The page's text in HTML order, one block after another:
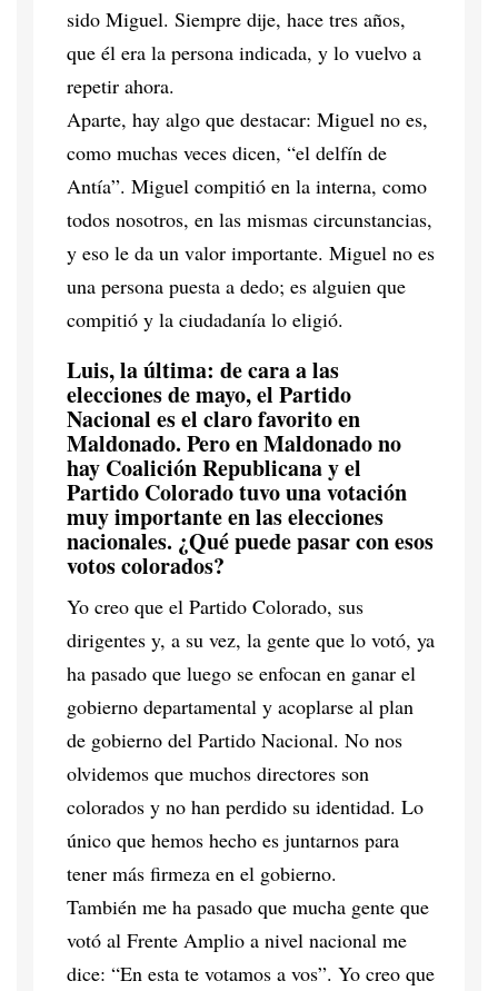
sido Miguel. Siempre dije, hace tres años,
que él era la persona indicada, y lo vuelvo a
repetir ahora.
Aparte, hay algo que destacar: Miguel no es,
como muchas veces dicen, “el delfín de
Antía”. Miguel compitió en la interna, como
todos nosotros, en las mismas circunstancias,
y eso le da un valor importante. Miguel no es
una persona puesta a dedo; es alguien que
compitió y la ciudadanía lo eligió.
Luis, la última: de cara a las
elecciones de mayo, el Partido
Nacional es el claro favorito en
Maldonado. Pero en Maldonado no
hay Coalición Republicana y el
Partido Colorado tuvo una votación
muy importante en las elecciones
nacionales. ¿Qué puede pasar con esos
votos colorados?
Yo creo que el Partido Colorado, sus
dirigentes y, a su vez, la gente que lo votó, ya
ha pasado que luego se enfocan en ganar el
gobierno departamental y acoplarse al plan
de gobierno del Partido Nacional. No nos
olvidemos que muchos directores son
colorados y no han perdido su identidad. Lo
único que hemos hecho es juntarnos para
tener más firmeza en el gobierno.
También me ha pasado que mucha gente que
votó al Frente Amplio a nivel nacional me
dice: “En esta te votamos a vos”. Yo creo que